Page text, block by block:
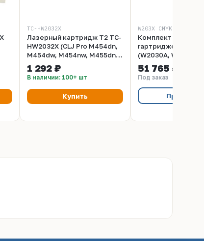
TC-HW2032X
Лазерный картридж T2 TC-
HW2032X (CLJ Pro M454dn,
M454dw, M454nw, M455dn,
M479dw, M479fdn,
M479fdw, M479fnw, M480f)
для HP, желтый, с чипом
1 292 ₽
В наличии: 100+ шт
Купить
W203X_CMYK
Комплект
rартриджей HP
(W2030A, W2031A,
W2033A ) для HP
LaserJet Pro
51 765 ₽
Под заказ